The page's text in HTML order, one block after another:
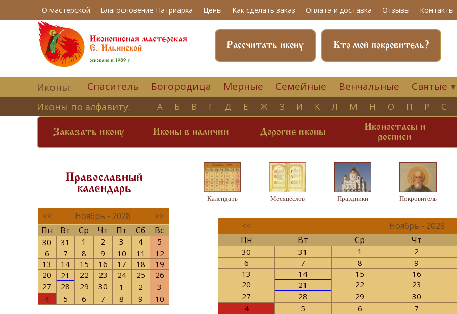
О мастерской Благословение Патриарха Цены Как сделать заказ Оплата и доставка Отзывы Контакты
Кто мой покровитель?
Рассчитать икону
Иконы: Спаситель Богородица Мерные Семейные Венчальные Святые ▼
Иконы по алфавиту: А Б В Г Д Е Ж З И К Л М Н О П Р С
Заказать икону Иконы в наличии Дорогие иконы
Иконостасы и
росписи
Православный
календарь
<< Ноябрь - 2028
>>
Пн
Вт Ср Чт Пт Сб Вс
30 31 1 2 3 4
5
6
7 8 9 10 11
12
13
14 15 16 17 18
19
20
21 22 23 24 25
26
27
28 29 30 1 2
3
4
5 6 7 8 9 10
Календарь Месяцеслов Праздники Покровитель
<< Ноябрь - 2028
Пн
Вт Ср Чт
30 31 1 2
6
7 8 9
13
14 15 16
20
21 22 23
27
28 29 30
4
5 6 7